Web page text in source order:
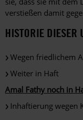
verstießen damit
HISTORIE DIESER
Wegen friedlichem
Weiter in Haft
Amal Fathy noch in
Inhaftierung wegen